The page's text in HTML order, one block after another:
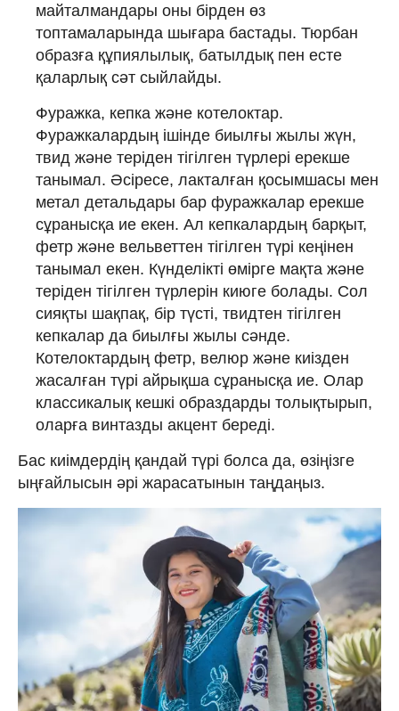
майталмандары оны бірден өз
топтамаларында шығара бастады. Тюрбан
образға құпиялылық, батылдық пен есте
қаларлық сәт сыйлайды.
Фуражка, кепка және котелоктар.
Фуражкалардың ішінде биылғы жылы жүн,
твид және теріден тігілген түрлері ерекше
танымал. Әсіресе, лакталған қосымшасы мен
метал детальдары бар фуражкалар ерекше
сұранысқа ие екен. Ал кепкалардың барқыт,
фетр және вельветтен тігілген түрі кеңінен
танымал екен. Күнделікті өмірге мақта және
теріден тігілген түрлерін киюге болады. Сол
сияқты шақпақ, бір түсті, твидтен тігілген
кепкалар да биылғы жылы сәнде.
Котелоктардың фетр, велюр және киізден
жасалған түрі айрықша сұранысқа ие. Олар
классикалық кешкі образдарды толықтырып,
оларға винтазды акцент береді.
Бас киімдердің қандай түрі болса да, өзіңізге
ыңғайлысын әрі жарасатынын таңдаңыз.